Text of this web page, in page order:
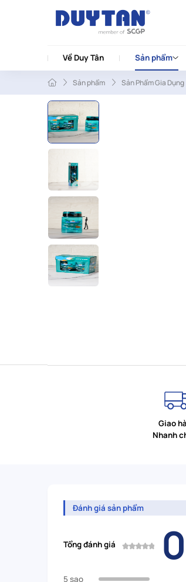
Về Duy Tân Sản phẩm
Sản phẩm Sản Phẩm Gia Dụng
Giao
Nhanh
Đánh giá sản phẩm
Tổng đánh giá
5 sao